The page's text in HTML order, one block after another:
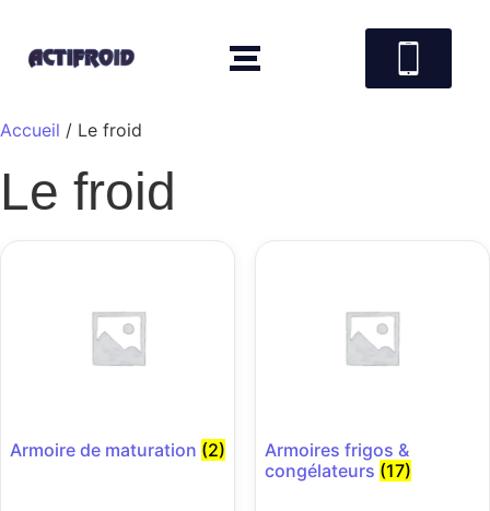
Accueil / Le froid
Le froid
Armoire de maturation (2)
Armoires frigos &
congélateurs (17)